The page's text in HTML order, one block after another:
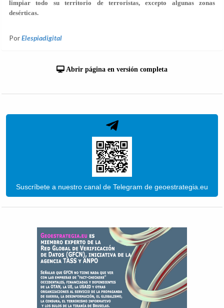
limpiar todo su territorio de terroristas, excepto algunas zonas
desérticas.
PorElespiadigital
Abrir página en versión completa
Suscríbete a nuestro canal de Telegram de geoestrategia.eu